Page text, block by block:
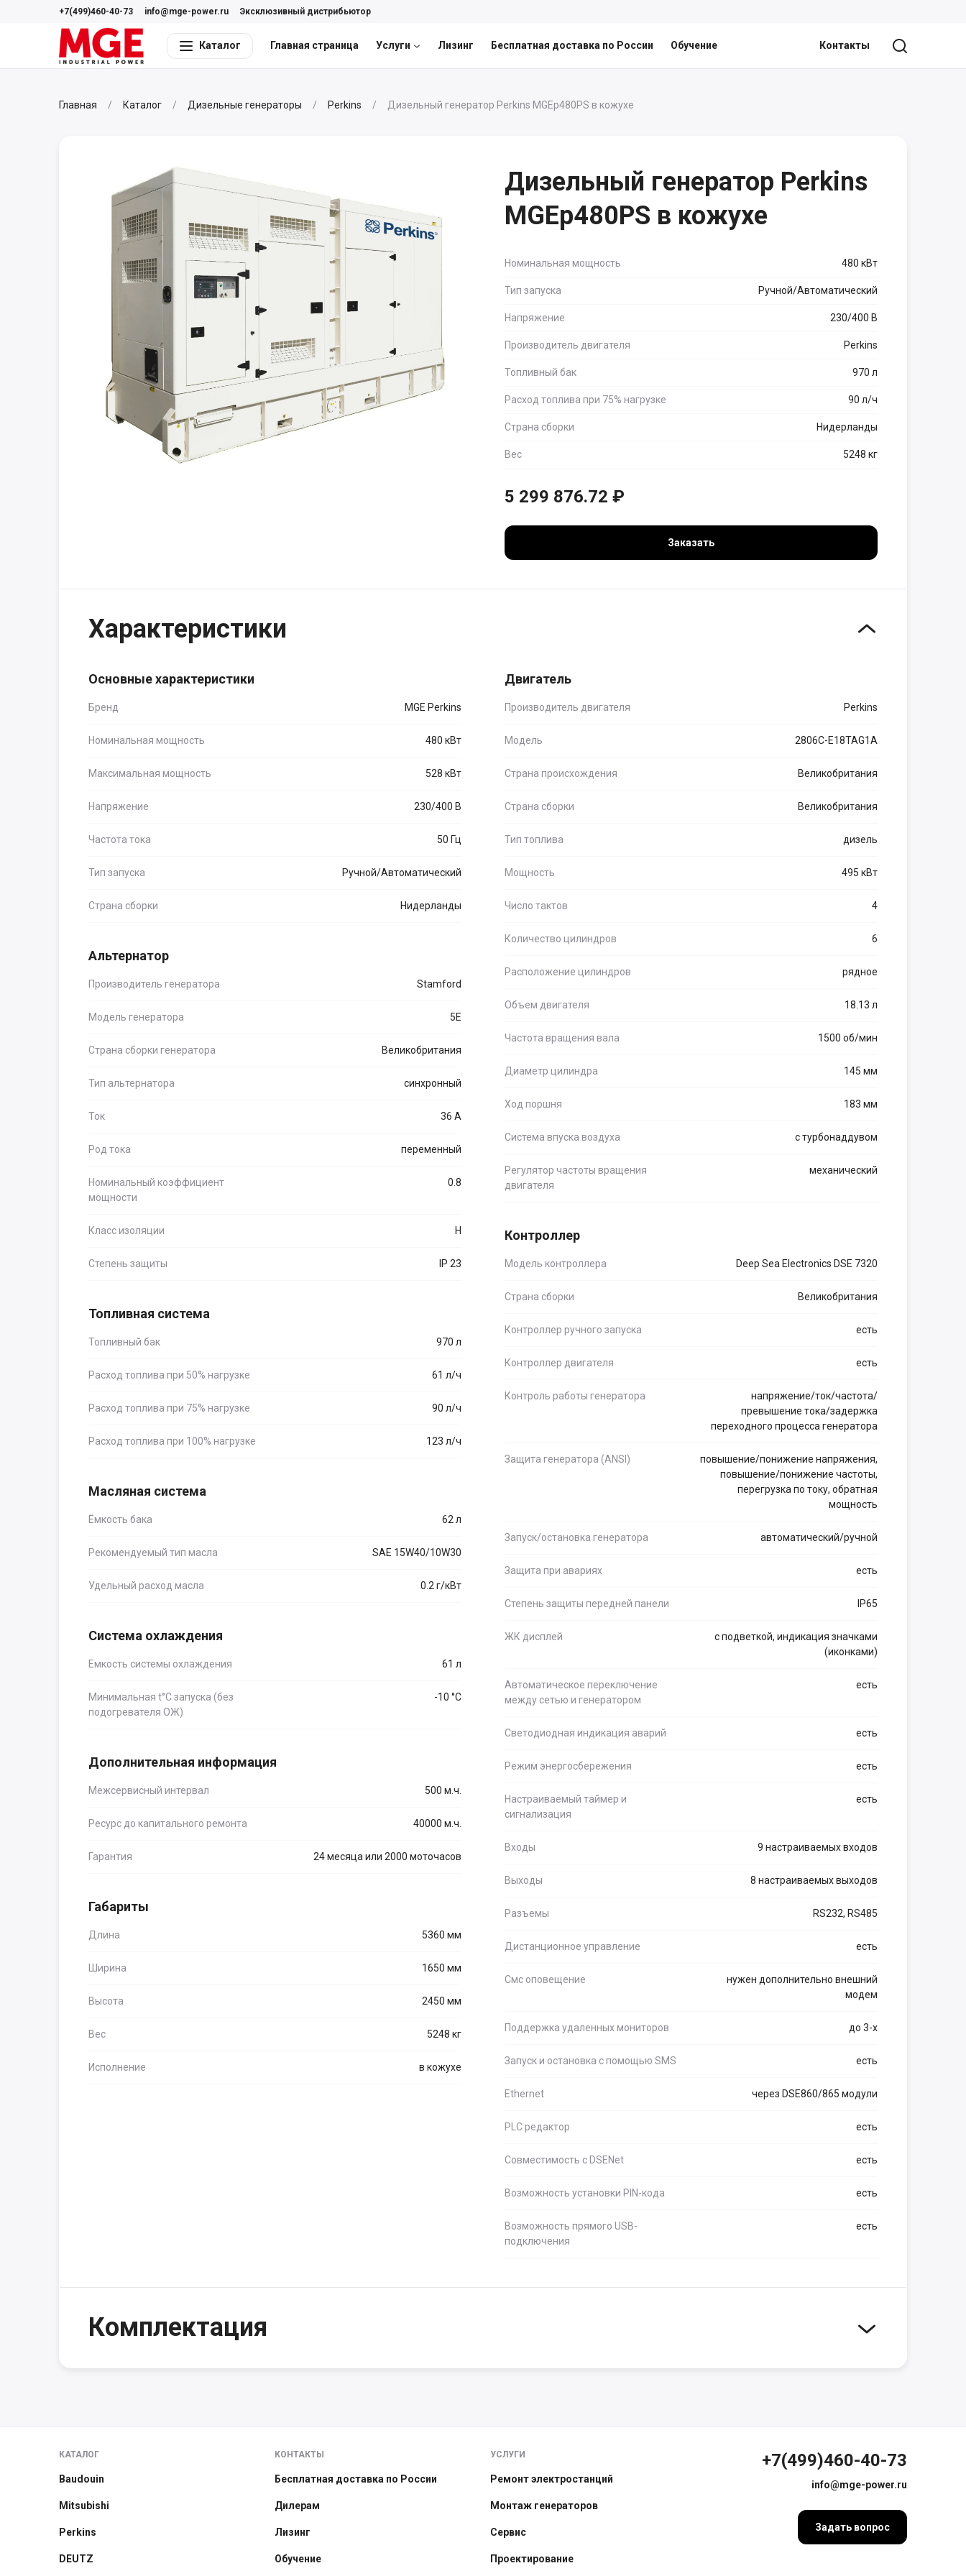
+7(499)460-40-73 info@mge-power.ru Эксклюзивный дистрибьютор
Каталог Главная страница Услуги Лизинг Бесплатная доставка по России Обучение Контакты
Главная Каталог Дизельные генераторы Perkins Дизельный генератор Perkins MGEp480PS в кожухе
Дизельный генератор Perkins
MGEp480PS в кожухе
Номинальная мощность 480 кВт
Тип запуска Ручной/Автоматический
Напряжение 230/400 В
Производитель двигателя Perkins
Топливный бак 970 л
Расход топлива при 75% нагрузке 90 л/ч
Страна сборки Нидерланды
Вес 5248 кг
5 299 876.72 ₽
Заказать
Характеристики
Основные характеристики
Бренд MGE Perkins
Номинальная мощность 480 кВт
Максимальная мощность 528 кВт
Напряжение 230/400 В
Частота тока 50 Гц
Тип запуска Ручной/Автоматический
Страна сборки Нидерланды
Двигатель
Производитель двигателя Perkins
Модель 2806C-E18TAG1A
Страна происхождения Великобритания
Страна сборки Великобритания
Тип топлива дизель
Мощность 495 кВт
Число тактов 4
Количество цилиндров 6
Расположение цилиндров рядное
Объем двигателя 18.13 л
Частота вращения вала 1500 об/мин
Диаметр цилиндра 145 мм
Ход поршня 183 мм
Система впуска воздуха с турбонаддувом
Регулятор частоты вращения
двигателя
механический
Альтернатор
Производитель генератора Stamford
Модель генератора 5E
Страна сборки генератора Великобритания
Тип альтернатора синхронный
Ток 36 А
Род тока переменный
Номинальный коэффициент
мощности
0.8
Класс изоляции H
Степень защиты IP 23
Контроллер
Модель контроллера Deep Sea Electronics DSE 7320
Страна сборки Великобритания
Контроллер ручного запуска есть
Контроллер двигателя есть
Контроль работы генератора
напряжение/ток/частота/
превышение тока/задержка
переходного процесса генератора
Защита генератора (ANSI)
повышение/понижение напряжения,
повышение/понижение частоты,
перегрузка по току, обратная
мощность
Запуск/остановка генератора автоматический/ручной
Защита при авариях есть
Степень защиты передней панели IP65
ЖК дисплей
с подветкой, индикация значками
(иконками)
Автоматическое переключение
между сетью и генератором
есть
Светодиодная индикация аварий есть
Режим энергосбережения есть
Настраиваемый таймер и
сигнализация
есть
Входы 9 настраиваемых входов
Выходы 8 настраиваемых выходов
Разъемы RS232, RS485
Дистанционное управление есть
Смс оповещение
нужен дополнительно внешний
модем
Поддержка удаленных мониторов до 3-х
Запуск и остановка с помощью SMS есть
Ethernet через DSE860/865 модули
PLC редактор есть
Совместимость c DSENet есть
Возможность установки PIN-кода есть
Возможность прямого USB-
подключения
есть
Топливная система
Топливный бак 970 л
Расход топлива при 50% нагрузке 61 л/ч
Расход топлива при 75% нагрузке 90 л/ч
Расход топлива при 100% нагрузке 123 л/ч
Масляная система
Ёмкость бака 62 л
Рекомендуемый тип масла SAE 15W40/10W30
Удельный расход масла 0.2 г/кВт
Система охлаждения
Емкость системы охлаждения 61 л
Минимальная t°С запуска (без
подогревателя ОЖ)
-10 °С
Дополнительная информация
Межсервисный интервал 500 м.ч.
Ресурс до капитального ремонта 40000 м.ч.
Гарантия 24 месяца или 2000 моточасов
Габариты
Длина 5360 мм
Ширина 1650 мм
Высота 2450 мм
Вес 5248 кг
Исполнение в кожухе
Комплектация
КАТАЛОГ
Baudouin
Mitsubishi
Perkins
DEUTZ
КОНТАКТЫ
Бесплатная доставка по России
Дилерам
Лизинг
Обучение
УСЛУГИ
Ремонт электростанций
Монтаж генераторов
Сервис
Проектирование
+7(499)460-40-73
info@mge-power.ru
Задать вопрос